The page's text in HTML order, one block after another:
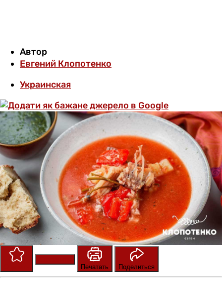
Автор
Евгений Клопотенко
Украинская
Печатать
Поделиться